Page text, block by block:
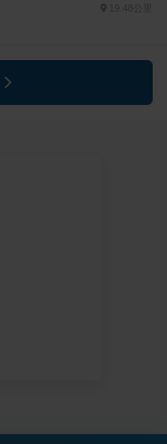
19.48公里